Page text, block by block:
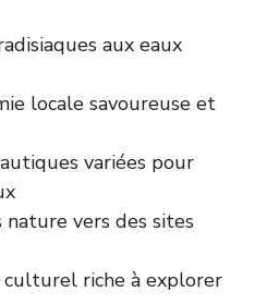
aux eaux
locale savoureuse et
variées pour
nature vers des sites
riche à explorer